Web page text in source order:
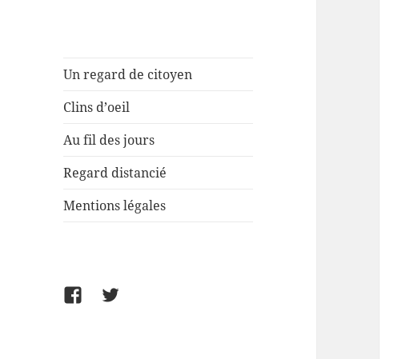
Un regard de citoyen
Clins d’oeil
Au fil des jours
Regard distancié
Mentions légales
FacebookTwitter